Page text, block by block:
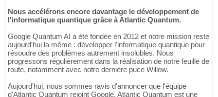
Nous accélérons encore davantage le développement de
l'informatique quantique grâce à Atlantic Quantum.
Google Quantum AI a été fondée en 2012 et notre mission reste
aujourd'hui la même : développer l'informatique quantique pour
résoudre des problèmes autrement insolubles. Nous
progressons régulièrement dans la réalisation de notre feuille de
route, notamment avec notre dernière puce Willow.
Aujourd'hui, nous sommes ravis d'annoncer que l'équipe
d'Atlantic Quantum rejoint Google. Atlantic Quantum est une